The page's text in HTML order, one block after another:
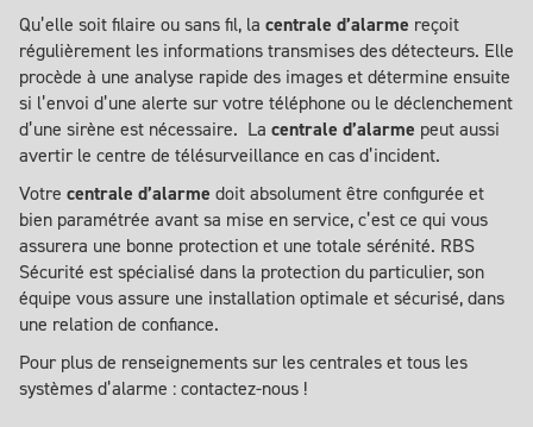
Qu’elle soit filaire ou sans fil, la centrale d’alarme reçoit
régulièrement les informations transmises des détecteurs. Elle
procède à une analyse rapide des images et détermine ensuite
si l’envoi d’une alerte sur votre téléphone ou le déclenchement
d’une sirène est nécessaire. La centrale d’alarme peut aussi
avertir le centre de télésurveillance en cas d’incident.
Votre centrale d’alarme doit absolument être configurée et
bien paramétrée avant sa mise en service, c’est ce qui vous
assurera une bonne protection et une totale sérénité. RBS
Sécurité est spécialisé dans la protection du particulier, son
équipe vous assure une installation optimale et sécurisé, dans
une relation de confiance.
Pour plus de renseignements sur les centrales et tous les
systèmes d’alarme :contactez-nous !